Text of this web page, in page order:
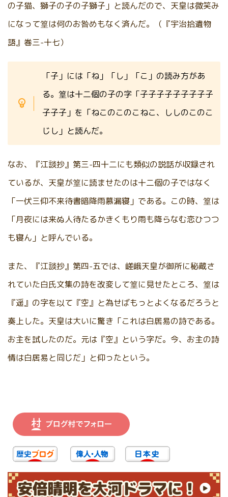
の子猫、獅子の子の子獅子」と読んだので、天皇は微笑み
になって篁は何のお咎めもなく済んだ。（『宇治拾遺物
語』巻三-十七）
「子」には「ね」「し」「こ」の読み方があ
る。篁は十二個の子の字「子子子子子子子子子
子子子」を「ねこのこのこねこ、ししのこのこ
じし」と読んだ。
なお、『江談抄』第三-四十二にも類似の説話が収録され
ているが、天皇が篁に読ませたのは十二個の子ではなく
「一伏三仰不来待書暗降雨慕漏寝」である。この時、篁は
「月夜には来ぬ人待たるかきくもり雨も降らなむ恋ひつつ
も寝ん」と呼んでいる。
また、『江談抄』第四-五では、嵯峨天皇が御所に秘蔵さ
れていた白氏文集の詩を改変して篁に見せたところ、篁は
『遥』の字を以て『空』と為せばもっとよくなるだろうと
奏上した。天皇は大いに驚き「これは白居易の詩である。
お主を試したのだ。元は『空』という字だ。今、お主の詩
情は白居易と同じだ」と仰ったという。